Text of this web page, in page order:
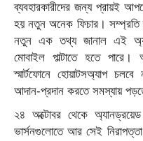
ব্যবহারকারীদের জন্য প্রায়ই
হয় নতুন অনেক ফিচার। সম্প্রতি
নতুন এক তথ্য জানাল এই
মোবাইল পাল্টাতে হতে
স্মার্টফোনে হোয়াটসঅ্যাপ
আদান-প্রদান করতে সমস্যায়
২৪ অক্টোবর থেকে
ভার্সনগুলোতে আর সেই নিরাপত্তা